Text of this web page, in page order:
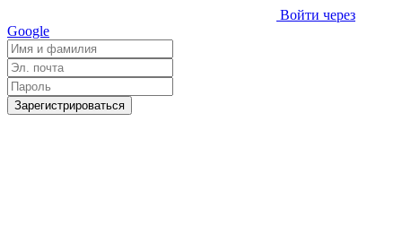
Войти через
Google
Зарегистрироваться